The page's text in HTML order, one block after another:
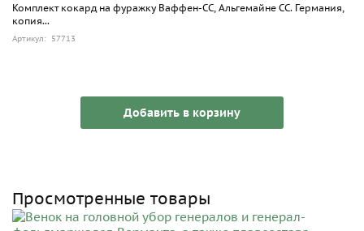
Комплект кокард на фуражку Ваффен-СС, Альгемайне СС. Германия,
копия...
Артикул: 57713
Добавить в корзину
Просмотренные товары